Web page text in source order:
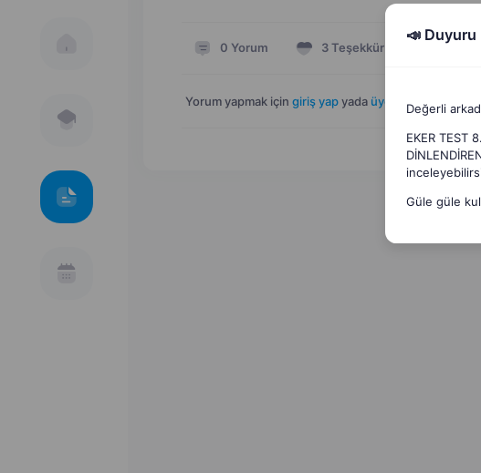
0 Yorum 3Teşekkür Hata
Yorum yapmak için giriş yap yada üye ol .
📣 Duyuru
Değerli
EKER TEST
Güle güle